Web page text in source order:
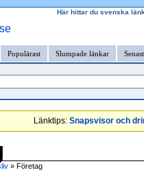
Här hittar du svenska
Populärast Slumpade länkar
Länktips: Snapsvisor och
» Företag